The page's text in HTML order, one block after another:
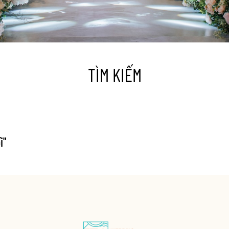
TÌM KIẾM
"